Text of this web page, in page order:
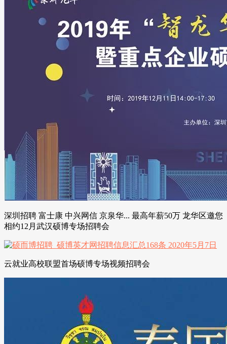
深圳招聘 富士康 中兴网信 京泉华... 最高年薪50万 龙华区邀您
相约12月武汉硕博专场招聘会
云就业高校联盟首场硕博专场视频招聘会